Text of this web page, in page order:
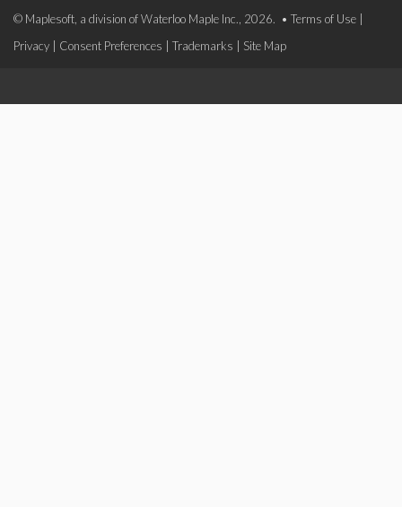
© Maplesoft, a division of Waterloo Maple Inc., 2026. • Terms of Use
Privacy
Consent Preferences Trademarks Site Map